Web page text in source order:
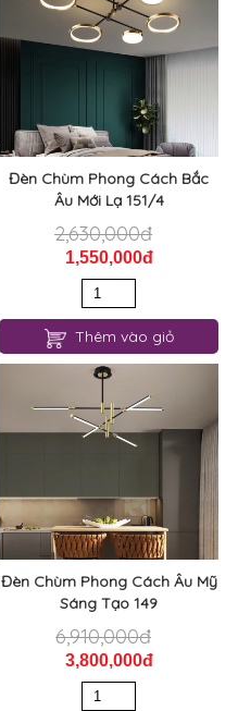
Đèn Chùm Phong Cách Bắc
Âu Mới Lạ 151/4
2,630,000đ
1,550,000đ
Thêm vào giỏ
Đèn Chùm Phong Cách Âu Mỹ
Sáng Tạo 149
6,910,000đ
3,800,000đ